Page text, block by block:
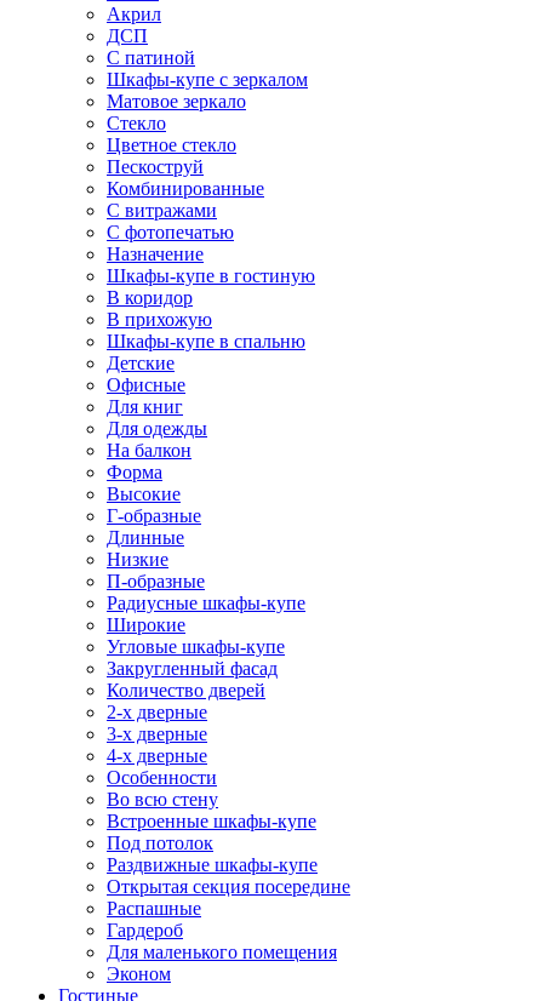
Акрил
ДСП
С патиной
Шкафы-купе с зеркалом
Матовое зеркало
Стекло
Цветное стекло
Пескоструй
Комбинированные
С витражами
С фотопечатью
Назначение
Шкафы-купе в гостиную
В коридор
В прихожую
Шкафы-купе в спальню
Детские
Офисные
Для книг
Для одежды
На балкон
Форма
Высокие
Г-образные
Длинные
Низкие
П-образные
Радиусные шкафы-купе
Широкие
Угловые шкафы-купе
Закругленный фасад
Количество дверей
2-х дверные
3-х дверные
4-х дверные
Особенности
Во всю стену
Встроенные шкафы-купе
Под потолок
Раздвижные шкафы-купе
Открытая секция посередине
Распашные
Гардероб
Для маленького помещения
Эконом
Гостиные